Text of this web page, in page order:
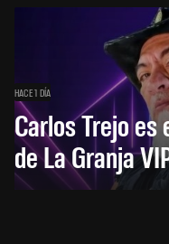
HACE 1 DÍA
Carlos Trejo
de La Granja